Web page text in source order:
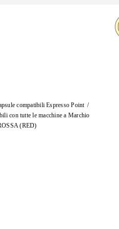
compatibili Espresso Point
con tutte le macchine a Marchio
(RED)